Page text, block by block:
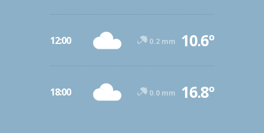
12:00 0.2 mm 10.6º
18:00 0.0 mm 16.8º